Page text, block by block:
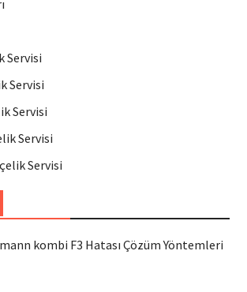
Servisi
Servisi
Servisi
Servisi
Servisi
kombi F3 Hatası Çözüm Yöntemleri